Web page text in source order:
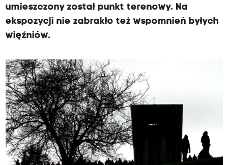
umieszczony został punkt terenowy. Na
ekspozycji nie zabrakło też wspomnień byłych
więźniów.